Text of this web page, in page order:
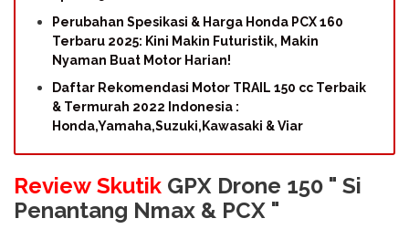
Perubahan Spesikasi & Harga Honda PCX 160
Terbaru 2025: Kini Makin Futuristik, Makin
Nyaman Buat Motor Harian!
Daftar Rekomendasi Motor TRAIL 150 cc Terbaik
& Termurah 2022 Indonesia :
Honda,Yamaha,Suzuki,Kawasaki & Viar
Review Skutik GPX Drone 150 " Si
Penantang Nmax & PCX "